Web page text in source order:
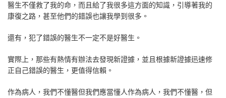
醫生不僅救了我的命，而且給了我很多這方面的知識，引導著我的
康復之路，甚至他們的錯誤也讓我學到很多。
還有，犯了錯誤的醫生不一定不是好醫生。
實際上，那些有熱情有辦法去發現新證據，並且根據新證據迅速修
正自己錯誤的醫生，更值得信賴。
作為病人，我們不懂醫但我們應當懂人作為病人，我們不懂醫，但